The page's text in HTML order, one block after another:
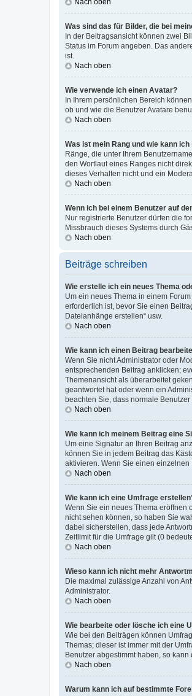
Nach oben
Was sind das für Bilder, die bei
In der Beitragsansicht können zwei
Status im Forum angeben. Das
ist.
Nach oben
Wie verwende ich einen Avatar?
In Ihrem persönlichen Bereich
ob und wie die Benutzer Avatare
Nach oben
Was ist mein Rang und wie kann ich
Ränge, die unter Ihrem
den Wortlaut eines Ranges nicht
dieses Verhalten nicht und ein
Nach oben
Wenn ich bei einem Benutzer auf
Nur registrierte Benutzer dürfen die
Missbrauch dieses Systems durch
Nach oben
Beiträge schreiben
Wie erstelle ich ein neues Thema
Um ein neues Thema in einem
erforderlich ist, bevor Sie einen
Dateianhänge erstellen“ usw.
Nach oben
Wie kann ich einen Beitrag
Wenn Sie nicht Administrator oder
entsprechenden Beitrag anklicken;
Themenansicht als überarbeitet
geantwortet hat oder wenn ein
beachten Sie, dass normale
Nach oben
Wie kann ich meinem Beitrag eine
Um eine Signatur an Ihren Beitrag
können Sie in jedem Beitrag das
aktivieren. Wenn Sie einen
Nach oben
Wie kann ich eine Umfrage
Wenn Sie ein neues Thema eröffnen
nicht sehen können, so haben Sie
dabei sicherstellen, dass jede
Zeitlimit für die Umfrage gilt (0
Nach oben
Wieso kann ich nicht mehr
Die maximal zulässige Anzahl von
Administrator.
Nach oben
Wie bearbeite oder lösche ich eine
Wie bei den Beiträgen können
Themas; dieser ist immer mit der
Benutzer abgestimmt haben, so
Nach oben
Warum kann ich auf bestimmte